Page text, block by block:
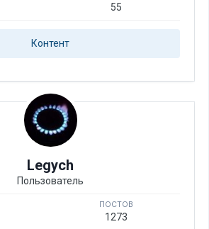
55
Контент
Legych
Пользователь
ПОСТОВ
1273